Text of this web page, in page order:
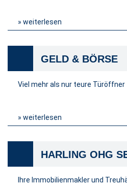
» weiterlesen
GELD & BÖRSE
Viel mehr als nur teure Türöffner
» weiterlesen
HARLING OHG
Ihre Immobilienmakler und